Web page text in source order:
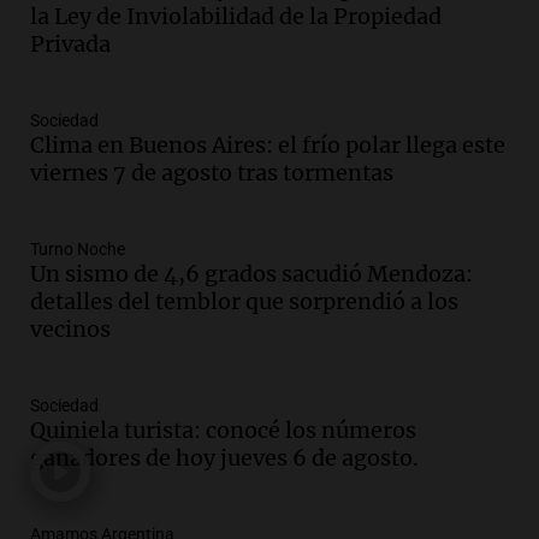
Episodios
Audio.
mano es muy peligroso”
La Argentina, hoy
Episodios
sobre los parques educativos
Amamos Argentina
Episodios
Audio.
durante la primavera
Informados al regreso
Episodios
la Ley de Inviolabilidad de la Propiedad
Privada
Sociedad
Clima en Buenos Aires: el frío polar llega este
viernes 7 de agosto tras tormentas
Turno Noche
Un sismo de 4,6 grados sacudió Mendoza:
detalles del temblor que sorprendió a los
vecinos
Sociedad
Quiniela turista: conocé los números
ganadores de hoy jueves 6 de agosto.
Amamos Argentina